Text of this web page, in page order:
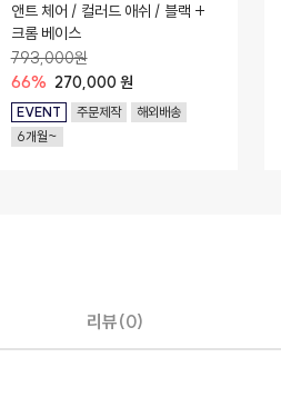
앤트 체어 / 컬러드 애쉬 / 블랙 +
크롬 베이스
793,000원
66% 270,000 원
EVENT 주문제작
해외배송
6개월~
리뷰(0)